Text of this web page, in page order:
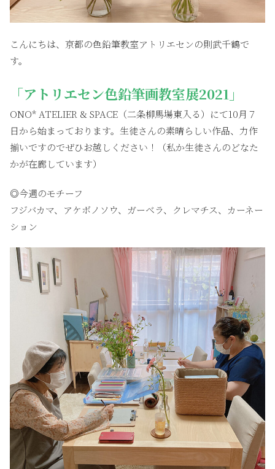
こんにちは、京都の色鉛筆教室アトリエセンの則武千鶴で
す。
「アトリエセン色鉛筆画教室展2021」
ONO* ATELIER & SPACE（二条柳馬場東入る）にて10月７
日から始まっております。生徒さんの素晴らしい作品、力作
揃いですのでぜひお越しください！（私か生徒さんのどなた
かが在廊しています）
◎今週のモチーフ
フジバカマ、アケボノソウ、ガーベラ、クレマチス、カーネー
ション